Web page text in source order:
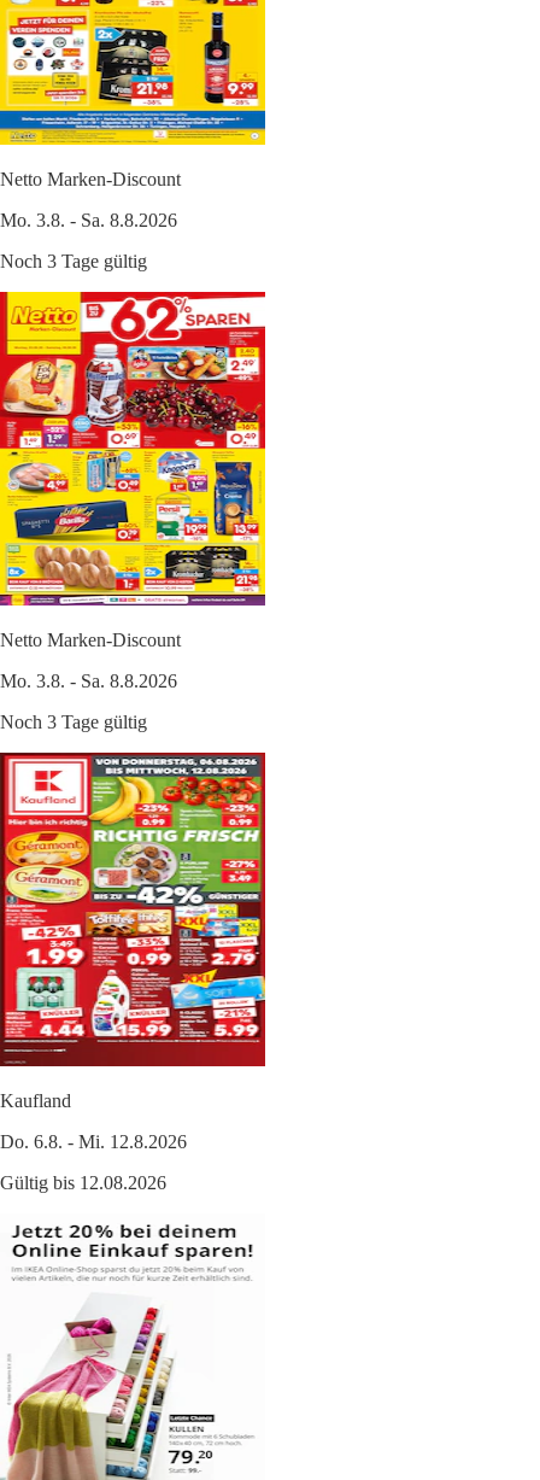
Netto Marken-Discount
Mo. 3.8. - Sa. 8.8.2026
Noch 3 Tage gültig
Netto Marken-Discount
Mo. 3.8. - Sa. 8.8.2026
Noch 3 Tage gültig
Kaufland
Do. 6.8. - Mi. 12.8.2026
Gültig bis 12.08.2026